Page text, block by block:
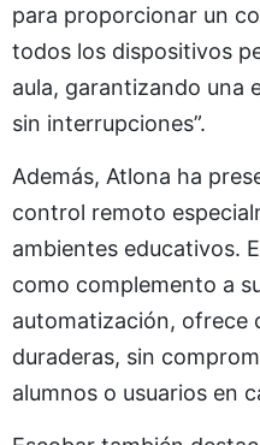
para proporcionar un
todos los dispositivos
aula, garantizando una
sin interrupciones”.
Además, Atlona ha
control remoto
ambientes educativos.
como complemento a
automatización, ofrece
duraderas, sin
alumnos o usuarios en